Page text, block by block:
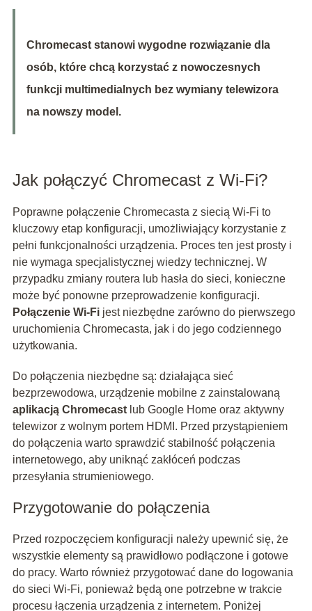
Chromecast stanowi wygodne rozwiązanie dla
osób, które chcą korzystać z nowoczesnych
funkcji multimedialnych bez wymiany telewizora
na nowszy model.
Jak połączyć Chromecast z Wi-Fi?
Poprawne połączenie Chromecasta z siecią Wi-Fi to
kluczowy etap konfiguracji, umożliwiający korzystanie z
pełni funkcjonalności urządzenia. Proces ten jest prosty i
nie wymaga specjalistycznej wiedzy technicznej. W
przypadku zmiany routera lub hasła do sieci, konieczne
może być ponowne przeprowadzenie konfiguracji.
Połączenie Wi-Fijest niezbędne zarówno do pierwszego
uruchomienia Chromecasta, jak i do jego codziennego
użytkowania.
Do połączenia niezbędne są: działająca sieć
bezprzewodowa, urządzenie mobilne z zainstalowaną
aplikacją Chromecastlub Google Home oraz aktywny
telewizor z wolnym portem HDMI. Przed przystąpieniem
do połączenia warto sprawdzić stabilność połączenia
internetowego, aby uniknąć zakłóceń podczas
przesyłania strumieniowego.
Przygotowanie do połączenia
Przed rozpoczęciem konfiguracji należy upewnić się, że
wszystkie elementy są prawidłowo podłączone i gotowe
do pracy. Warto również przygotować dane do logowania
do sieci Wi-Fi, ponieważ będą one potrzebne w trakcie
procesu łączenia urządzenia z internetem. Poniżej